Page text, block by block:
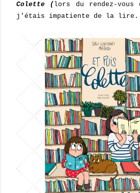
Colette ( lors du rendez-vous
j'étais impatiente de la lire.